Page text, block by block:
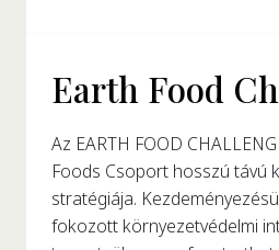
Earth Food
Az EARTH FOOD
Foods Csoport hosszú távú
stratégiája.
fokozott környezetvédelmi